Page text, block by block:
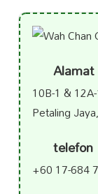
Alamat
10B-1 &
Petaling
telefon
+60 17-684